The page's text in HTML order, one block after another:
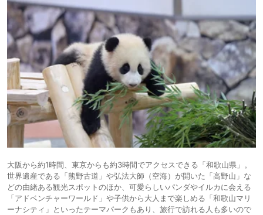
大阪から約1時間、東京からも約3時間でアクセスできる「和歌山県」。
世界遺産である「熊野古道」や弘法大師（空海）が開いた「高野山」な
どの由緒ある観光スポットのほか、可愛らしいパンダやイルカに会える
「アドベンチャーワールド」や子供から大人まで楽しめる「和歌山マリ
ーナシティ」といったテーマパークもあり、旅行で訪れる人も多いので